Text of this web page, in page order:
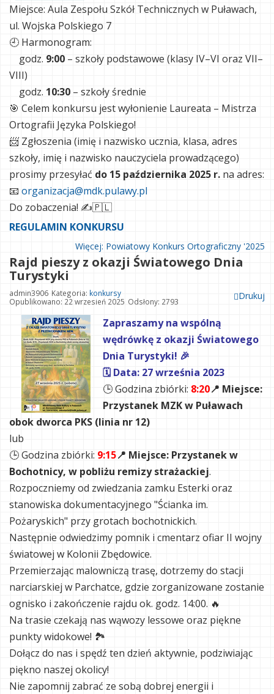
Miejsce: Aula Zespołu Szkół Technicznych w Puławach,
ul. Wojska Polskiego 7
🕘 Harmonogram:
godz. 9:00 – szkoły podstawowe (klasy IV–VI oraz VII–
VIII)
godz. 10:30 – szkoły średnie
🎯 Celem konkursu jest wyłonienie Laureata – Mistrza
Ortografii Języka Polskiego!
📨 Zgłoszenia (imię i nazwisko ucznia, klasa, adres
szkoły, imię i nazwisko nauczyciela prowadzącego)
prosimy przesyłać do 15 października 2025 r. na adres:
📧 organizacja@mdk.pulawy.pl
Do zobaczenia! ✍️🇵🇱
REGULAMIN KONKURSU
Więcej: Powiatowy Konkurs Ortograficzny '2025
Rajd pieszy z okazji Światowego Dnia
Turystyki
Drukuj
admin3906 Kategoria: konkursy
Opublikowano: 22 wrzesień 2025 Odsłony: 2793
Zapraszamy na wspólną
wędrówkę z okazji Światowego
Dnia Turystyki! 🎉
🗓 Data: 27 września 2023
🕒 Godzina zbiórki: 8:20📍 Miejsce:
Przystanek MZK w Puławach
obok dworca PKS (linia nr 12)
lub
🕒 Godzina zbiórki: 9:15📍 Miejsce: Przystanek w
Bochotnicy, w pobliżu remizy strażackiej.
Rozpoczniemy od zwiedzania zamku Esterki oraz
stanowiska dokumentacyjnego "Ścianka im.
Pożaryskich" przy grotach bochotnickich.
Następnie odwiedzimy pomnik i cmentarz ofiar II wojny
światowej w Kolonii Zbędowice.
Przemierzając malowniczą trasę, dotrzemy do stacji
narciarskiej w Parchatce, gdzie zorganizowane zostanie
ognisko i zakończenie rajdu ok. godz. 14:00. 🔥
Na trasie czekają nas wąwozy lessowe oraz piękne
punkty widokowe! 🏞
Dołącz do nas i spędź ten dzień aktywnie, podziwiając
piękno naszej okolicy!
Nie zapomnij zabrać ze sobą dobrej energii i